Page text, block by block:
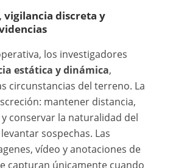
vigilancia discreta y
los investigadores
estática y dinámica,
circunstancias del terreno. La
mantener distancia,
conservar la naturalidad del
sospechas. Las
vídeo y anotaciones de
capturan únicamente cuando